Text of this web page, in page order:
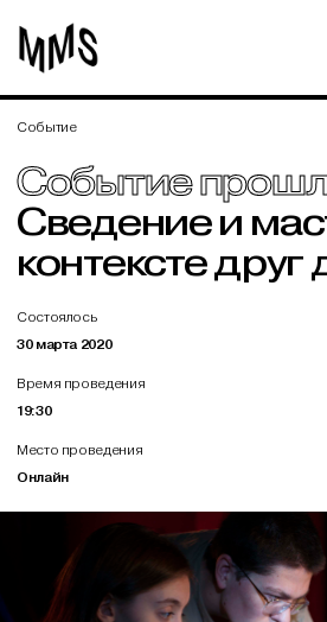
Событие
Событие
Сведение и
контексте друг
Состоялось
30 марта 2020
Время проведения
19:30
Место проведения
Онлайн